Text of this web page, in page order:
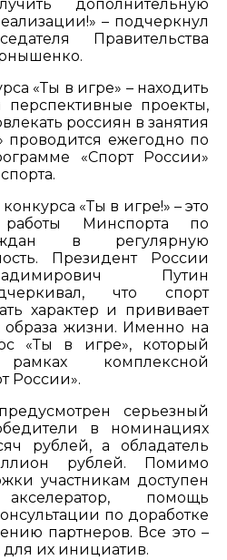
дополнительную
– подчеркнул
Правительства
«Ты в игре» – находить
проекты,
россиян в занятия
проводится ежегодно по
«Спорт России»
«Ты в игре!» – это
Минспорта по
в регулярную
Президент России
Путин
что спорт
характер и прививает
образа жизни. Именно на
«Ты в игре», который
комплексной
России».
серьезный
в номинациях
рублей, а обладатель
рублей. Помимо
участникам доступен
акселератор, помощь
по доработке
партнеров. Все это –
их инициатив.